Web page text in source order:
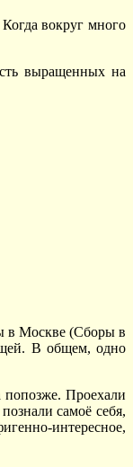
вокруг много
выращенных на
в Москве (Сборы в
В общем, одно
Проехали
самоё себя,
интересное,